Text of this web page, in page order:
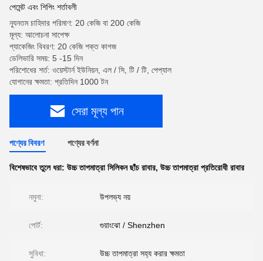
পেমেন্ট এবং শিপিং শর্তাবলী
ন্যূনতম চাহিদার পরিমাণ: 20 কেজি বা 200 কেজি
মূল্য: আলোচনা সাপেক্ষ
প্যাকেজিং বিবরণ: 20 কেজি শক্ত কাগজ
ডেলিভারি সময়: 5 -15 দিন
পরিশোধের শর্ত: ওয়েস্টার্ন ইউনিয়ন, এল / সি, টি / টি, পেপ্যাল
যোগানের ক্ষমতা: প্রতিদিন 1000 টন
সেরা মূল্য পান
পণ্যের বিবরণ পণ্যের বর্ণনা
বিশেষভাবে তুলে ধরা: উচ্চ তাপমাত্রা সিলিকন ছাঁচ রাবার, উচ্চ তাপমাত্রা প্রতিরোধী রাবার
নমুনা: উপলভ্য নয়
পোর্ট: গুয়াংঝো / Shenzhen
সুবিধা: উচ্চ তাপমাত্রা সহ্য করার ক্ষমতা